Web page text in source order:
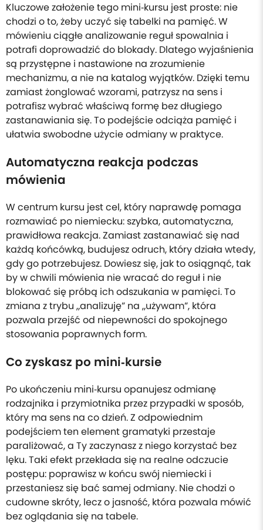
Kluczowe założenie tego mini‑kursu jest proste: nie
chodzi o to, żeby uczyć się tabelki na pamięć. W
mówieniu ciągłe analizowanie reguł spowalnia i
potrafi doprowadzić do blokady. Dlatego wyjaśnienia
są przystępne i nastawione na zrozumienie
mechanizmu, a nie na katalog wyjątków. Dzięki temu
zamiast żonglować wzorami, patrzysz na sens i
potrafisz wybrać właściwą formę bez długiego
zastanawiania się. To podejście odciąża pamięć i
ułatwia swobodne użycie odmiany w praktyce.
Automatyczna reakcja podczas
mówienia
W centrum kursu jest cel, który naprawdę pomaga
rozmawiać po niemiecku: szybka, automatyczna,
prawidłowa reakcja. Zamiast zastanawiać się nad
każdą końcówką, budujesz odruch, który działa wtedy,
gdy go potrzebujesz. Dowiesz się, jak to osiągnąć, tak
by w chwili mówienia nie wracać do reguł i nie
blokować się próbą ich odszukania w pamięci. To
zmiana z trybu „analizuję” na „używam”, która
pozwala przejść od niepewności do spokojnego
stosowania poprawnych form.
Co zyskasz po mini‑kursie
Po ukończeniu mini‑kursu opanujesz odmianę
rodzajnika i przymiotnika przez przypadki w sposób,
który ma sens na co dzień. Z odpowiednim
podejściem ten element gramatyki przestaje
paraliżować, a Ty zaczynasz z niego korzystać bez
lęku. Taki efekt przekłada się na realne odczucie
postępu: poprawisz w końcu swój niemiecki i
przestaniesz się bać samej odmiany. Nie chodzi o
cudowne skróty, lecz o jasność, która pozwala mówić
bez oglądania się na tabele.